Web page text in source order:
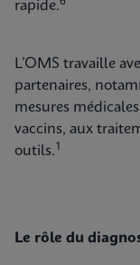
rapide.
L’OMS travaille
partenaires,
mesures
vaccins, aux
outils.1
Le rôle du